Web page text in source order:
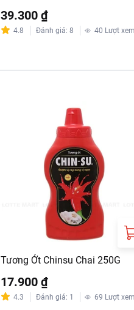
39.300 ₫
4.8 Đánh giá: 8 40 Lượt xem
Tương Ớt Chinsu Chai 250G
17.900 ₫
4.3 Đánh giá: 1 69 Lượt xem